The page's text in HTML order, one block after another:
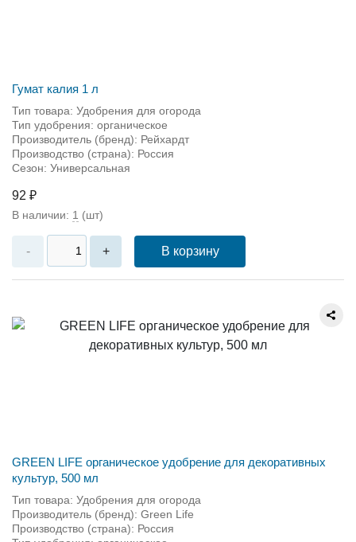
Гумат калия 1 л
Тип товара: Удобрения для огорода
Тип удобрения: органическое
Производитель (бренд): Рейхардт
Производство (страна): Россия
Сезон: Универсальная
92 ₽
В наличии: 1 (шт)
- + В корзину
GREEN LIFE органическое удобрение для декоративных
культур, 500 мл
Тип товара: Удобрения для огорода
Производитель (бренд): Green Life
Производство (страна): Россия